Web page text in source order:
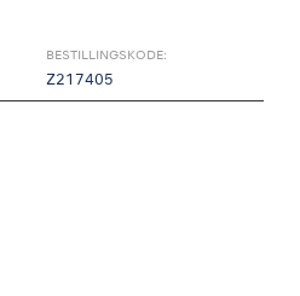
BESTILLINGSKODE:
Z217405